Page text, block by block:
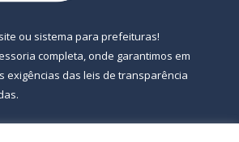
ou sistema para prefeituras!
completa, onde garantimos em
exigências das leis de transparência